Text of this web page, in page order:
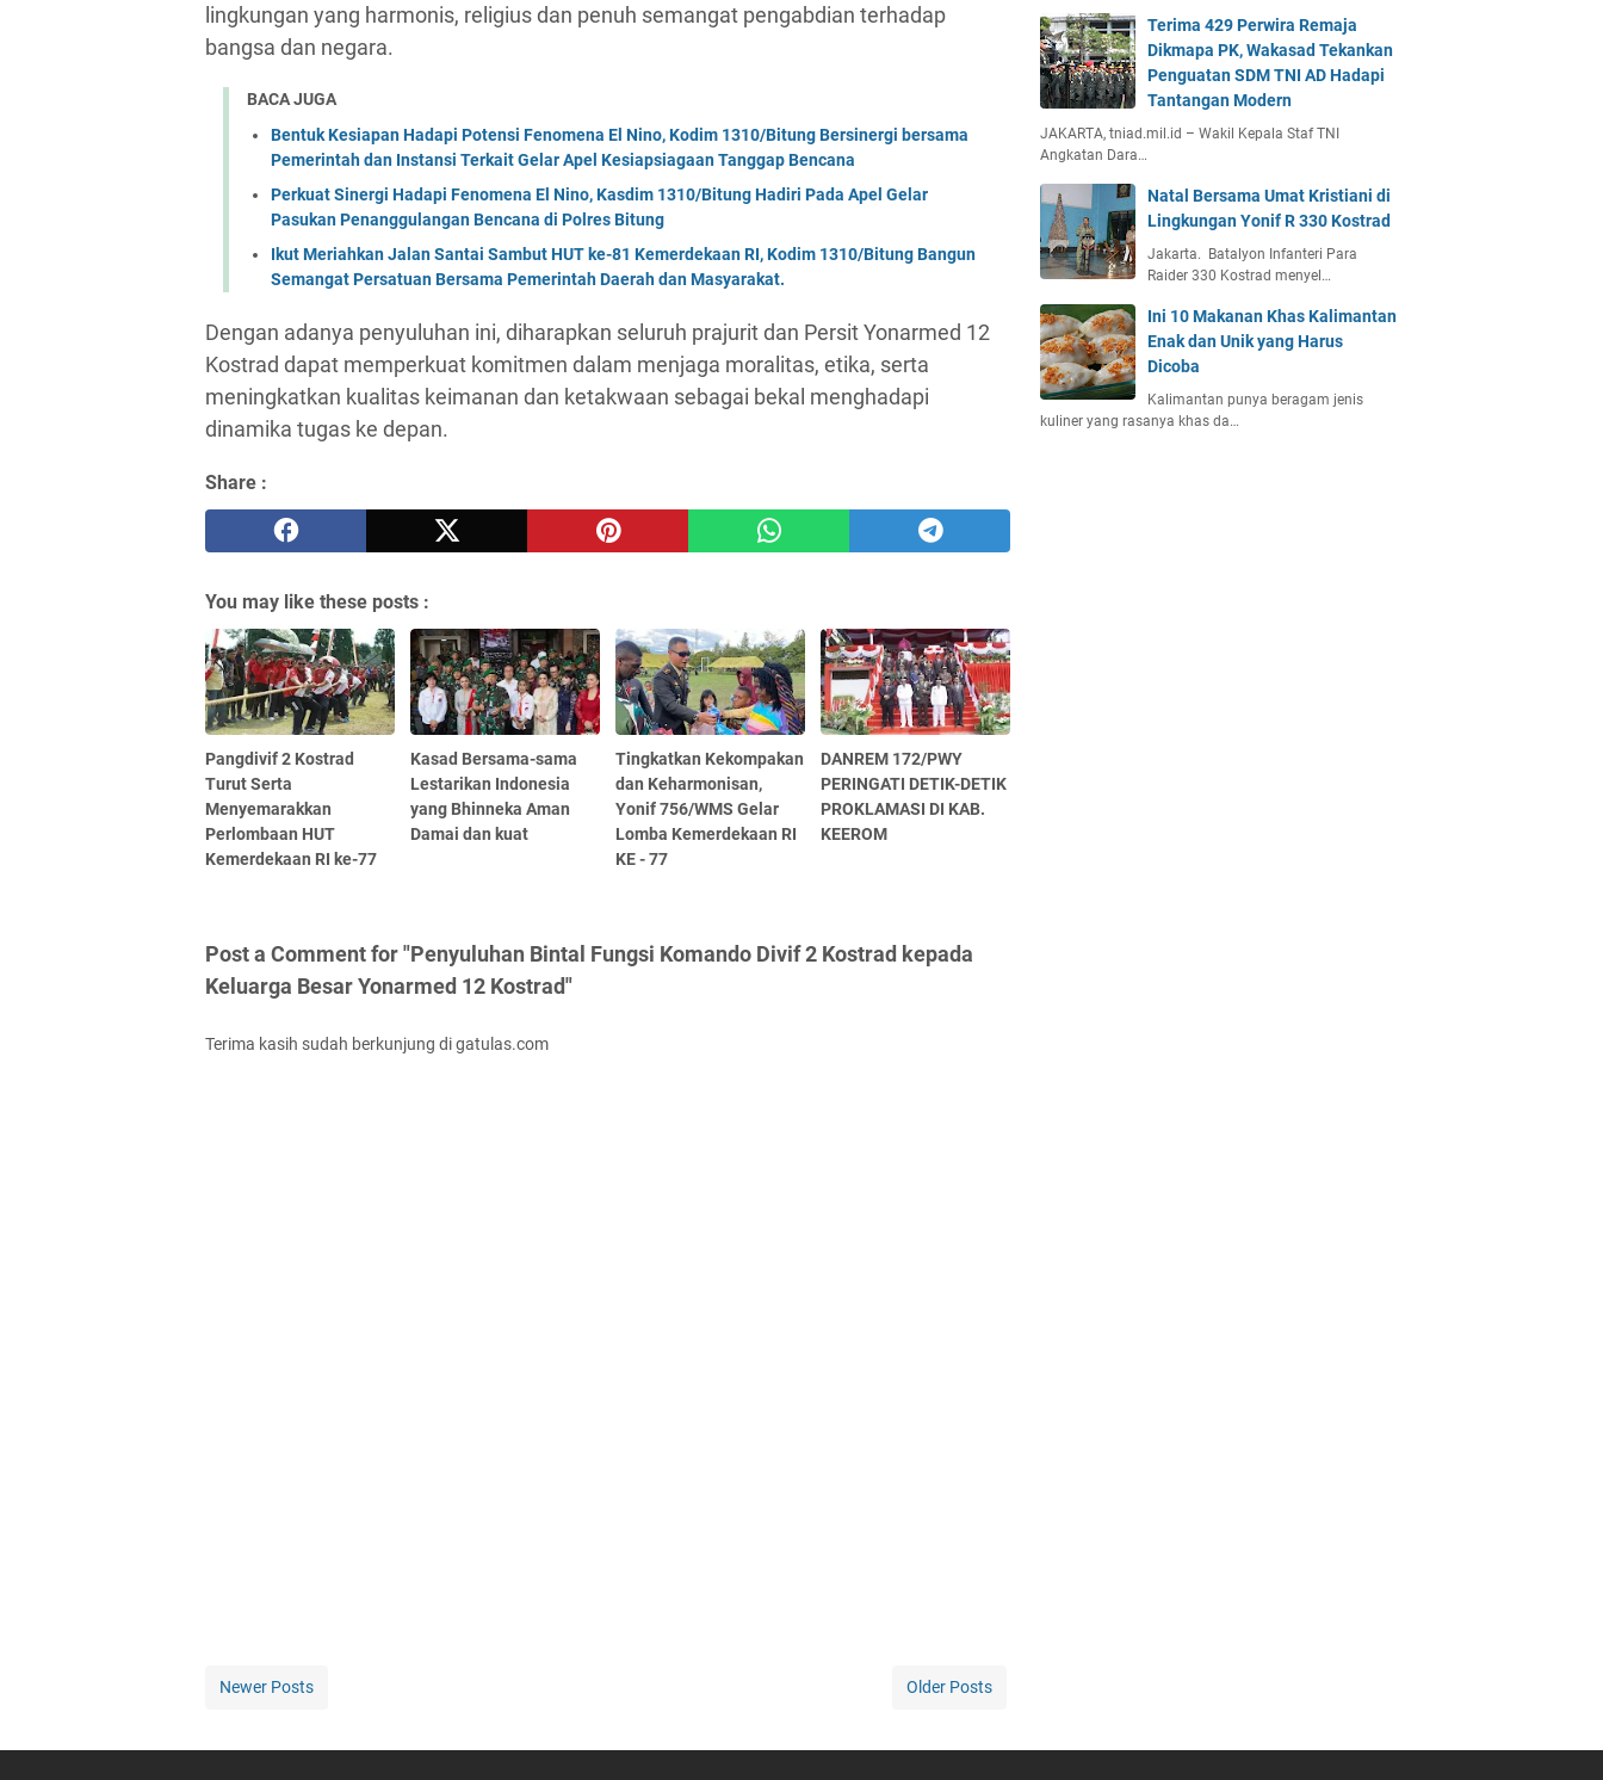
lingkungan yang harmonis, religius dan penuh semangat pengabdian terhadap
bangsa dan negara.
BACA JUGA
Bentuk Kesiapan Hadapi Potensi Fenomena El Nino, Kodim 1310/Bitung Bersinergi bersama
Pemerintah dan Instansi Terkait Gelar Apel Kesiapsiagaan Tanggap Bencana
Perkuat Sinergi Hadapi Fenomena El Nino, Kasdim 1310/Bitung Hadiri Pada Apel Gelar
Pasukan Penanggulangan Bencana di Polres Bitung
Ikut Meriahkan Jalan Santai Sambut HUT ke-81 Kemerdekaan RI, Kodim 1310/Bitung Bangun
Semangat Persatuan Bersama Pemerintah Daerah dan Masyarakat.
Dengan adanya penyuluhan ini, diharapkan seluruh prajurit dan Persit Yonarmed 12
Kostrad dapat memperkuat komitmen dalam menjaga moralitas, etika, serta
meningkatkan kualitas keimanan dan ketakwaan sebagai bekal menghadapi
dinamika tugas ke depan.
Share :
You may like these posts :
Pangdivif 2 Kostrad
Turut Serta
Menyemarakkan
Perlombaan HUT
Kemerdekaan RI ke-77
Kasad Bersama-sama
Lestarikan Indonesia
yang Bhinneka Aman
Damai dan kuat
Tingkatkan Kekompakan
dan Keharmonisan,
Yonif 756/WMS Gelar
Lomba Kemerdekaan RI
KE - 77
DANREM 172/PWY
PERINGATI DETIK-DETIK
PROKLAMASI DI KAB.
KEEROM
Post a Comment for "Penyuluhan Bintal Fungsi Komando Divif 2 Kostrad kepada
Keluarga Besar Yonarmed 12 Kostrad"
Terima kasih sudah berkunjung di gatulas.com
Newer Posts Older Posts
Terima 429 Perwira Remaja
Dikmapa PK, Wakasad Tekankan
Penguatan SDM TNI AD Hadapi
Tantangan Modern
JAKARTA, tniad.mil.id – Wakil Kepala Staf TNI
Angkatan Dara…
Natal Bersama Umat Kristiani di
Lingkungan Yonif R 330 Kostrad
Jakarta. Batalyon Infanteri Para
Raider 330 Kostrad menyel…
Ini 10 Makanan Khas Kalimantan
Enak dan Unik yang Harus
Dicoba
Kalimantan punya beragam jenis
kuliner yang rasanya khas da…